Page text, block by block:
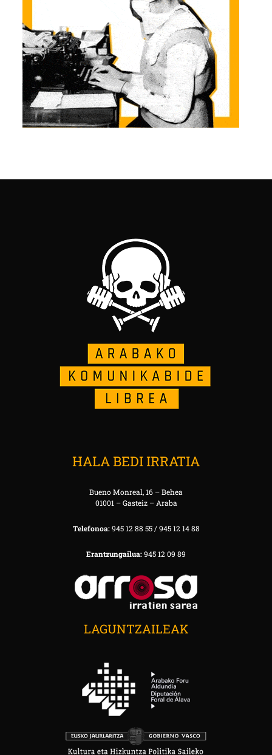
HALA BEDI IRRATIA
Bueno Monreal, 16 – Behea
01001 – Gasteiz – Araba
Telefonoa:945 12 88 55 / 945 12 14 88
Erantzungailua:945 12 09 89
LAGUNTZAILEAK